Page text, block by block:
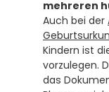
mehreren
Auch bei der
Kindern ist
vorzulegen.
das